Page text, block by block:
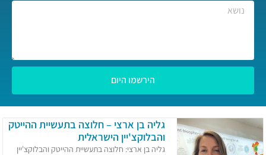
הירשמו היום
גליה בן ארצי – חלוצה בתעשיית ההייטק
והבלוקצ'יין הישראלית​
גליה בן ארצי: חלוצה בתעשיית ההייטק והבלוקצ'יין